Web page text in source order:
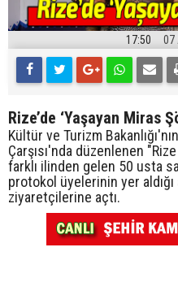
17:50 07
Rize’de ‘Yaşayan Miras
Kültür ve Turizm
Çarşısı'nda düzenlenen
farklı ilinden gelen 50 usta
protokol üyelerinin yer aldığı
ziyaretçilerine açtı.